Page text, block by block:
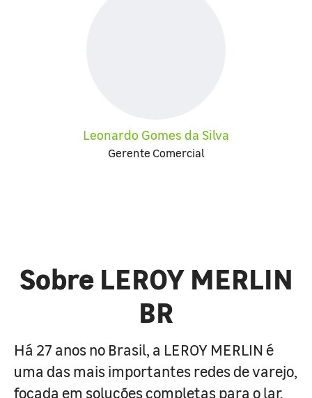
Leonardo Gomes da Silva
Gerente Comercial
Sobre LEROY MERLIN
BR
Há 27 anos no Brasil, a LEROY MERLIN é
uma das mais importantes redes de varejo,
focada em soluções completas para o lar.